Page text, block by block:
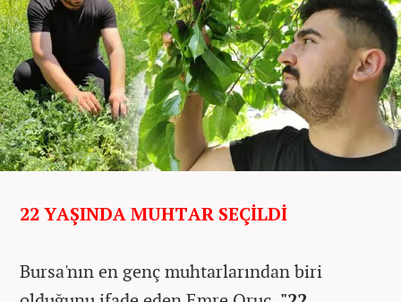
22 YAŞINDA MUHTAR SEÇİLDİ
Bursa'nın en genç muhtarlarından biri